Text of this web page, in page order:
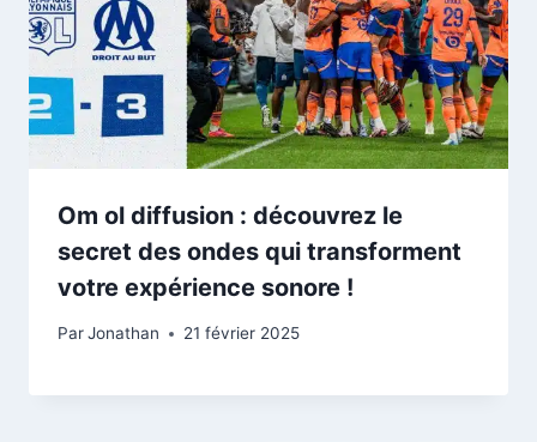
Om ol diffusion : découvrez le
secret des ondes qui transforment
votre expérience sonore !
ParJonathan 21 février 2025